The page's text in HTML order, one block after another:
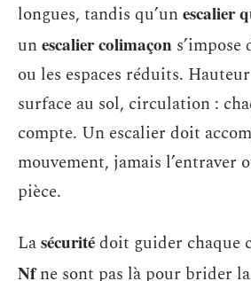
longues, tandis qu’unescalier
unescalier colimaçon s’impose
ou les espaces réduits.
surface au sol, circulation :
compte. Un escalier doit
mouvement, jamais l’entraver
pièce.
Lasécuritédoit guider chaque
Nfne sont pas là pour brider